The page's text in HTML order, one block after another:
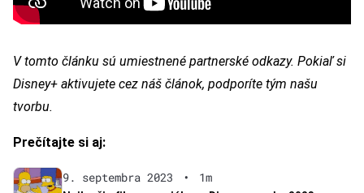
V tomto článku sú umiestnené partnerské odkazy. Pokiaľ si
Disney+ aktivujete cez náš článok, podporíte tým našu
tvorbu.
Prečítajte si aj:
9. septembra 2023 •
1m